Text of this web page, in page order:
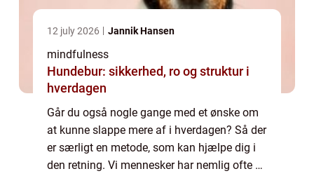
12 july 2026 Jannik Hansen
mindfulness
Hundebur: sikkerhed, ro og struktur i
hverdagen
Går du også nogle gange med et ønske om
at kunne slappe mere af i hverdagen? Så der
er særligt en metode, som kan hjælpe dig i
den retning. Vi mennesker har nemlig ofte en